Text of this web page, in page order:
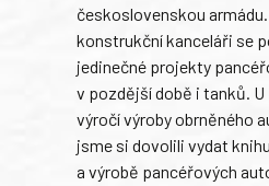
československou
konstrukční kanceláři se
jedinečné projekty
v pozdější době i tanků.
výročí výroby obrněného
jsme si dovolili vydat
a výrobě pancéřových